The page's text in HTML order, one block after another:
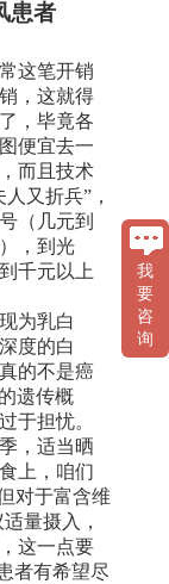
患者
这笔开销
，这就得
，毕竟各
便宜去一
而且技术
又折兵”，
（几元到
，到光
千元以上
为乳白
度的白
的不是癌
遗传概
于担忧。
，适当晒
上，咱们
对于富含维
量摄入，
这一点要
者有希望尽
我
要
咨
询